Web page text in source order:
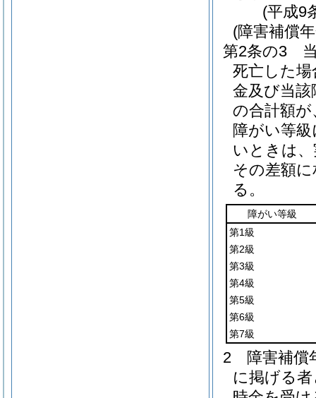
(平成9
(障害補償
第2条の3
死亡した
金及び当該
の合計額が
障がい等
いときは
その差額
る。
障がい等級
第1級
第2級
第3級
第4級
第5級
第6級
第7級
2
障害補償
に掲げる